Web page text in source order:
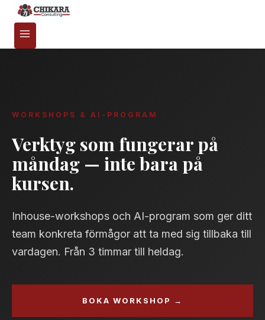
WORKSHOPS & AI-PROGRAM
Verktyg som fungerar på
måndag — inte bara på
kursen.
Inhouse-workshops och AI-program som ger ditt
team konkreta förmågor att ta med sig tillbaka till
vardagen. Från 3 timmar till heldag.
BOKA WORKSHOP →